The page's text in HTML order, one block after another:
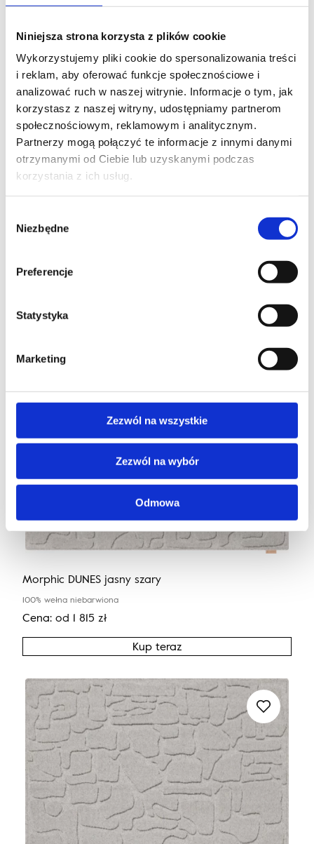
Niniejsza strona korzysta z plików cookie
Wykorzystujemy pliki cookie do spersonalizowania treści
i reklam, aby oferować funkcje społecznościowe i
analizować ruch w naszej witrynie. Informacje o tym, jak
korzystasz z naszej witryny, udostępniamy partnerom
społecznościowym, reklamowym i analitycznym.
Partnerzy mogą połączyć te informacje z innymi danymi
otrzymanymi od Ciebie lub uzyskanymi podczas
korzystania z ich usług.
zgody
Niezbędne
Preferencje
Statystyka
Marketing
Zezwól na wszystkie
Zezwól na wybór
Odmowa
Morphic BOTANICA szary
100% wełna niebarwiona
Cena: od 1 815 zł
Kup teraz
Morphic DUNES jasny szary
100% wełna niebarwiona
Cena: od 1 815 zł
Kup teraz